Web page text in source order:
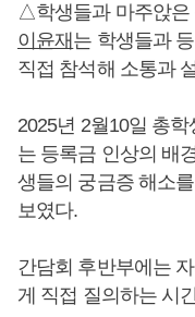
△학생들과 마주앉은
이윤재 는 학생들과
직접 참석해 소통과
2025년 2월10일 총
는 등록금 인상의 배
생들의 궁금증 해소
보였다.
간담회 후반부에는
게 직접 질의하는 시